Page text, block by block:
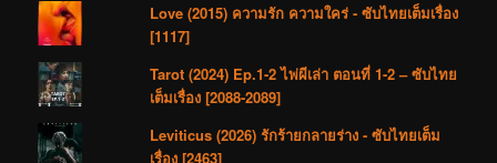
Love (2015) ความรัก ความใคร่ - ซับไทยเต็มเรื่อง
[1117]
Tarot (2024) Ep.1-2 ไพ่ผีเล่า ตอนที่ 1-2 – ซับไทย
เต็มเรื่อง [2088-2089]
Leviticus (2026) รักร้ายกลายร่าง - ซับไทยเต็ม
เรื่อง [2463]